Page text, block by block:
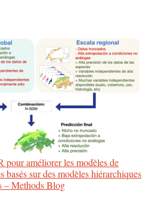
pour améliorer les modèles de
basés sur des modèles hiérarchiques
– Methods Blog